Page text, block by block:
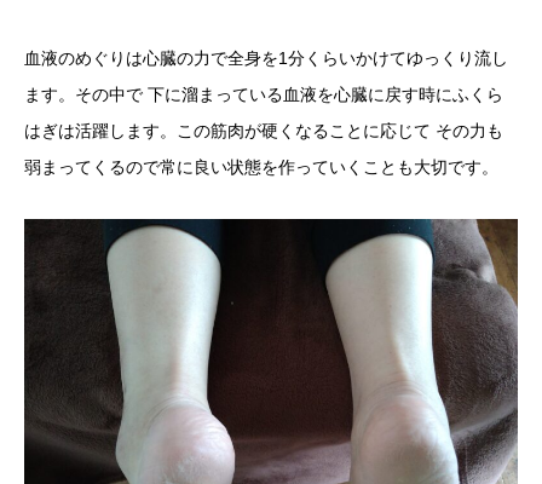
血液のめぐりは心臓の力で全身を1分くらいかけてゆっくり流し
ます。その中で 下に溜まっている血液を心臓に戻す時にふくら
はぎは活躍します。この筋肉が硬くなることに応じて その力も
弱まってくるので常に良い状態を作っていくことも大切です。